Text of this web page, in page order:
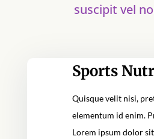
suscipit vel
Sports
Quisque velit nisi,
elementum id enim.
Lorem ipsum dolor